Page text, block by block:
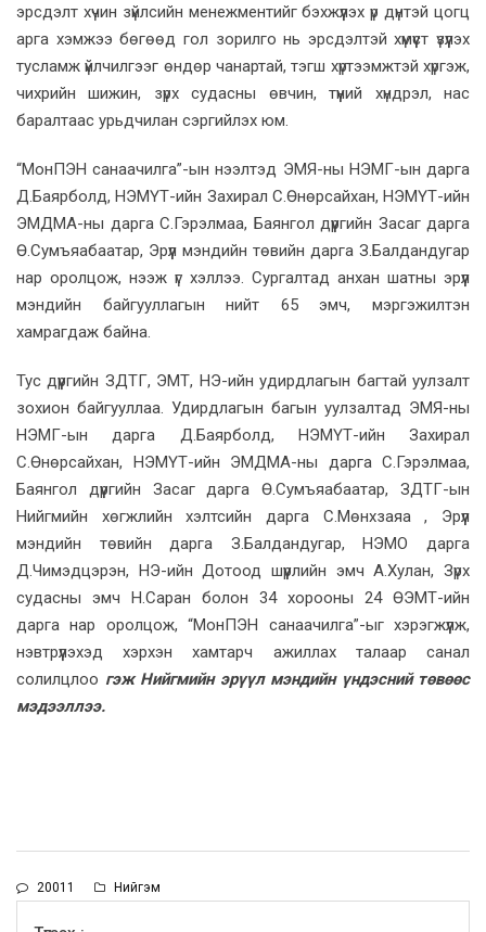
эрсдэлт хүчин зүйлсийн менежментийг бэхжүүлэх үр дүнтэй цогц
арга хэмжээ бөгөөд гол зорилго нь эрсдэлтэй хүмүүст үзүүлэх
тусламж үйлчилгээг өндөр чанартай, тэгш хүртээмжтэй хүргэж,
чихрийн шижин, зүрх судасны өвчин, түүний хүндрэл, нас
баралтаас урьдчилан сэргийлэх юм.
“МонПЭН санаачилга”-ын нээлтэд ЭМЯ-ны НЭМГ-ын дарга
Д.Баярболд, НЭМҮТ-ийн Захирал С.Өнөрсайхан, НЭМҮТ-ийн
ЭМДМА-ны дарга С.Гэрэлмаа, Баянгол дүүргийн Засаг дарга
Ө.Сумъяабаатар, Эрүүл мэндийн төвийн дарга З.Балдандугар
нар оролцож, нээж үг хэллээ. Сургалтад анхан шатны эрүүл
мэндийн байгууллагын нийт 65 эмч, мэргэжилтэн
хамрагдаж байна.
Тус дүүргийн ЗДТГ, ЭМТ, НЭ-ийн удирдлагын багтай уулзалт
зохион байгууллаа. Удирдлагын багын уулзалтад ЭМЯ-ны
НЭМГ-ын дарга Д.Баярболд, НЭМҮТ-ийн Захирал
С.Өнөрсайхан, НЭМҮТ-ийн ЭМДМА-ны дарга С.Гэрэлмаа,
Баянгол дүүргийн Засаг дарга Ө.Сумъяабаатар, ЗДТГ-ын
Нийгмийн хөгжлийн хэлтсийн дарга С.Мөнхзаяа , Эрүүл
мэндийн төвийн дарга З.Балдандугар, НЭМО дарга
Д.Чимэдцэрэн, НЭ-ийн Дотоод шүүрлийн эмч А.Хулан, Зүрх
судасны эмч Н.Саран болон 34 хорооны 24 ӨЭМТ-ийн
дарга нар оролцож, “МонПЭН санаачилга”-ыг хэрэгжүүлж,
нэвтрүүлэхэд хэрхэн хамтарч ажиллах талаар санал
солилцлоо гэж Нийгмийн эрүүл мэндийн үндэсний төвөөс
мэдээллээ.
20011 Нийгэм